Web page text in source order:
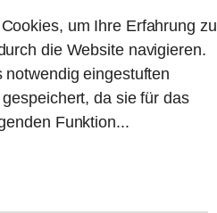
um Ihre Erfahrung zu
die Website navigieren.
eingestuften
da sie für das
Funktion...